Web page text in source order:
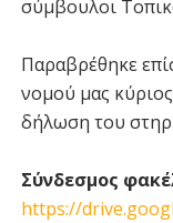
σύμβουλοι
Παραβρέθηκε
νομού μας
δήλωση του
Σύνδεσμος
https://